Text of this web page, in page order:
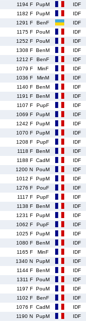
1194 F PupM IDF
1182 F PupM IDF
1291 F BenF IDF
1175 F PouM IDF
1252 F PouM IDF
1308 F BenM IDF
1212 F BenF IDF
1079 F MinF IDF
1036 F MinM IDF
1140 F BenM IDF
1191 F BenM IDF
1107 F PupF IDF
1069 F PupM IDF
1242 F PupM IDF
1070 F PupM IDF
1208 F PupF IDF
1118 F BenM IDF
1188 F CadM IDF
1200 N PouM IDF
1012 F PupM IDF
1276 F PouF IDF
1117 F PupF IDF
1138 F BenM IDF
1231 F PupM IDF
1062 F PupF IDF
1025 F PupM IDF
1080 F BenM IDF
1165 F MinF IDF
1340 N PupM IDF
1144 F BenM IDF
1311 F PouM IDF
1197 F PouM IDF
1102 F BenF IDF
1076 F CadM IDF
1190 N PupM IDF